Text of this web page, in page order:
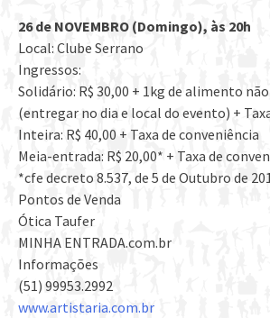
26 de NOVEMBRO (Domingo), às 20h
Local: Clube Serrano
Ingressos:
Solidário: R$ 30,00 + 1kg de alimento
(entregar no dia e local do evento) +
Inteira: R$ 40,00 + Taxa de conveniência
Meia-entrada: R$ 20,00* + Taxa de
*cfe decreto 8.537, de 5 de Outubro de
Pontos de Venda
Ótica Taufer
MINHA ENTRADA.com.br
Informações
(51) 99953.2992
www.artistaria.com.br